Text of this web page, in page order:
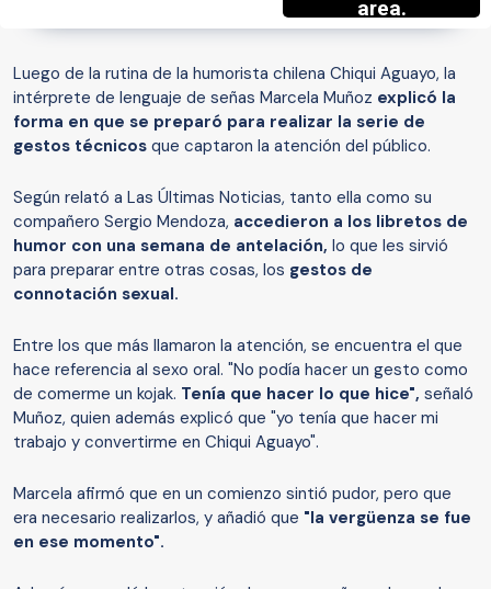
Luego de la rutina de la humorista chilena Chiqui Aguayo, la
intérprete de lenguaje de señas Marcela Muñoz explicó la
forma en que se preparó para realizar la serie de
gestos técnicos que captaron la atención del público.
Según relató a Las Últimas Noticias, tanto ella como su
compañero Sergio Mendoza, accedieron a los libretos de
humor con una semana de antelación, lo que les sirvió
para preparar entre otras cosas, los gestos de
connotación sexual.
Entre los que más llamaron la atención, se encuentra el que
hace referencia al sexo oral. "No podía hacer un gesto como
de comerme un kojak. Tenía que hacer lo que hice", señaló
Muñoz, quien además explicó que "yo tenía que hacer mi
trabajo y convertirme en Chiqui Aguayo".
Marcela afirmó que en un comienzo sintió pudor, pero que
era necesario realizarlos, y añadió que "la vergüenza se fue
en ese momento".